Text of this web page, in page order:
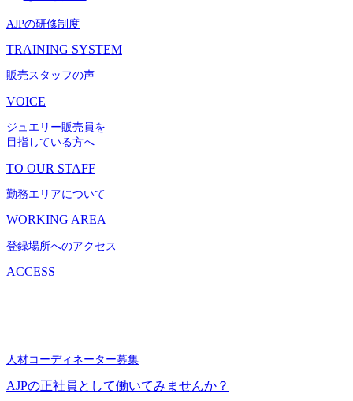
AJPの研修制度
TRAINING SYSTEM
販売スタッフの声
VOICE
ジュエリー販売員を
目指している方へ
TO OUR STAFF
勤務エリアについて
WORKING AREA
登録場所へのアクセス
ACCESS
人材コーディネーター募集
AJPの正社員として働いてみませんか？